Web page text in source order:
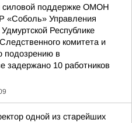
силовой поддержке ОМОН
«Соболь» Управления
Республике
комитета и
подозрению в
задержано 10 работников
одной из старейших